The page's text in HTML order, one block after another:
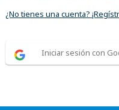
¿No tienes una cuenta?
Iniciar sesión con